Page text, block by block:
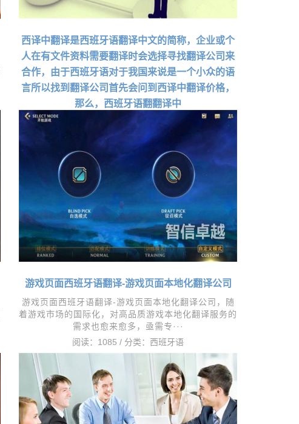
​西译中翻译是西班牙语翻译中文的简称，企业或个
人在有文件资料需要翻译时会选择寻找翻译公司来
合作，由于西班牙语对于我国来说是一个小众的语
言所以找到翻译公司首先会问到西译中翻译价格，
那么，西班牙语翻翻译中
西班牙语翻翻译中文1000字多少钱，​西译中翻译是西
班牙语翻译中文的简称，企业或个人在有文件资料需要
翻译时会选择寻找翻译···
阅读：1158 / 分类：
西班牙语
游戏页面西班牙语翻译-游戏页面本地化翻译公司
游戏页面西班牙语翻译-游戏页面本地化翻译公司，​随
着游戏市场的国际化，对高品质游戏本地化翻译服务的
需求也愈来愈多，亟需专···
阅读：1085 / 分类： 西班牙语